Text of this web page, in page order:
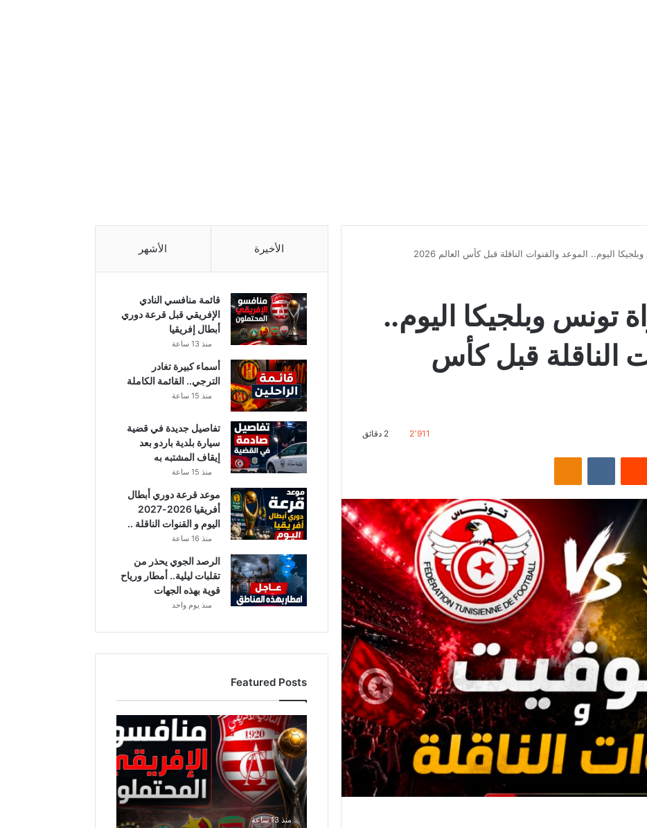
اليوم.. الموعد والقنوات الناقلة قبل كأس العالم 2026
تونس وبلجيكا اليوم..
الناقلة قبل كأس
2٬911 2 دقائق
الأخيرة الأشهر
قائمة منافسي النادي
الإفريقي قبل قرعة دوري
أبطال إفريقيا
منذ 13 ساعة
أسماء كبيرة تغادر
الترجي.. القائمة الكاملة
منذ 15 ساعة
تفاصيل جديدة في قضية
سيارة بلدية باردو بعد
إيقاف المشتبه به
منذ 15 ساعة
موعد قرعة دوري أبطال
أفريقيا 2026-2027
اليوم و القنوات الناقلة ..
منذ 16 ساعة
الرصد الجوي يحذر من
تقلبات ليلية.. أمطار ورياح
قوية بهذه الجهات
منذ يوم واحد
Featured Posts
ق
ا
ئ
م
ة
م
ن
ا
منذ 13 ساعة